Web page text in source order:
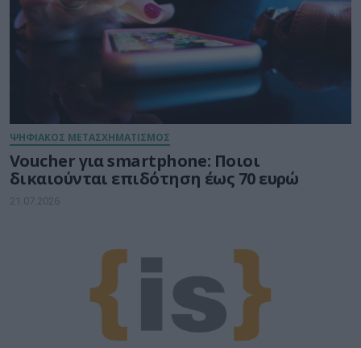
ΨΗΦΙΑΚΟΣ ΜΕΤΑΣΧΗΜΑΤΙΣΜΟΣ
Voucher για smartphone: Ποιοι
δικαιούνται επιδότηση έως 70 ευρώ
21.07.2026